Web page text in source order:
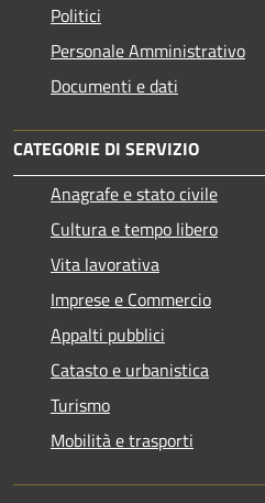
Politici
Personale Amministrativo
Documenti e dati
CATEGORIE DI SERVIZIO
Anagrafe e stato civile
Cultura e tempo libero
Vita lavorativa
Imprese e Commercio
Appalti pubblici
Catasto e urbanistica
Turismo
Mobilità e trasporti